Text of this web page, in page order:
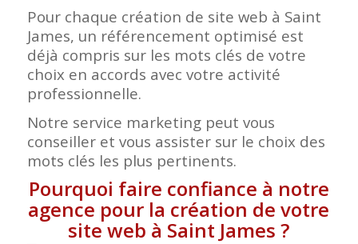
Pour chaque création de site web à Saint
James, un référencement optimisé est
déjà compris sur les mots clés de votre
choix en accords avec votre activité
professionnelle.
Notre service marketing peut vous
conseiller et vous assister sur le choix des
mots clés les plus pertinents.
Pourquoi faire confiance à notre
agence pour la création de votre
site web à Saint James ?